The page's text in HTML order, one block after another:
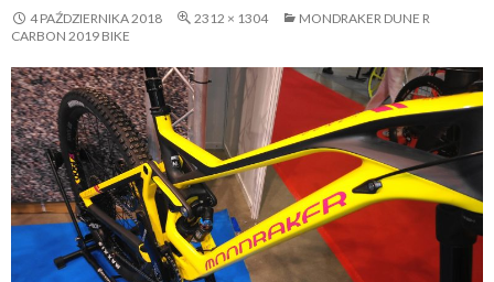
4 PAŹDZIERNIKA 2018 2312 × 1304
MONDRAKER DUNE R
CARBON 2019 BIKE